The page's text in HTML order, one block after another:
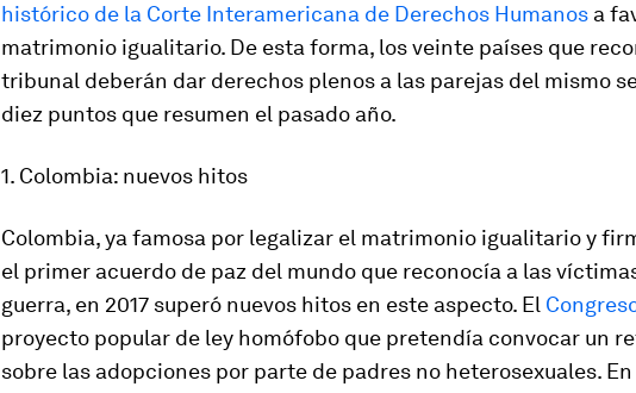
histórico de la Corte Interamericana de Derechos Humanos a
matrimonio igualitario. De esta forma, los veinte países que
tribunal deberán dar derechos plenos a las parejas del mismo
diez puntos que resumen el pasado año.
1. Colombia: nuevos hitos
Colombia, ya famosa por legalizar el matrimonio igualitario y
el primer acuerdo de paz del mundo que reconocía a las
guerra, en 2017 superó nuevos hitos en este aspecto. El
proyecto popular de ley homófobo que pretendía convocar un
sobre las adopciones por parte de padres no heterosexuales.